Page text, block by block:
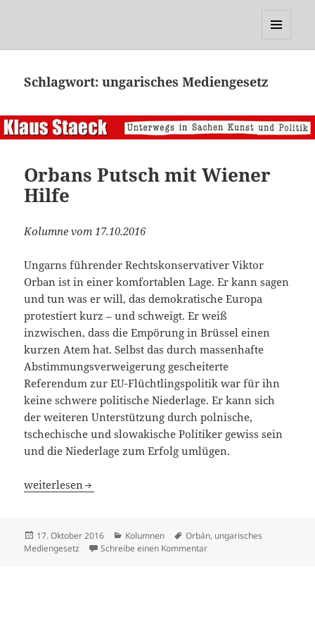
Schlagwort:ungarisches Mediengesetz
Orbans Putsch mit Wiener
Hilfe
Kolumne vom 17.10.2016
Ungarns führender Rechtskonservativer Viktor
Orban ist in einer komfortablen Lage. Er kann sagen
und tun was er will, das demokratische Europa
protestiert kurz – und schweigt. Er weiß
inzwischen, dass die Empörung in Brüssel einen
kurzen Atem hat. Selbst das durch massenhafte
Abstimmungsverweigerung gescheiterte
Referendum zur EU-Flüchtlingspolitik war für ihn
keine schwere politische Niederlage. Er kann sich
der weiteren Unterstützung durch polnische,
tschechische und slowakische Politiker gewiss sein
und die Niederlage zum Erfolg umlügen.
Orbans Putsch mit Wiener Hilfe
weiterlesen
Veröffentlicht
am
17. Oktober 2016 Kategorien
Kolumnen Schlagwörter
Orbán, ungarisches
Mediengesetz
Schreibe einen Kommentarzu Orbans Putsch mit